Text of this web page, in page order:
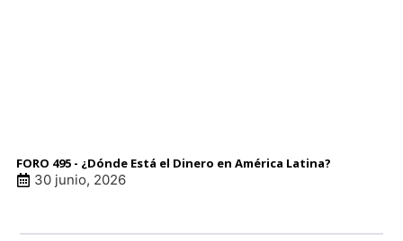
FORO 495 - ¿Dónde Está el Dinero en América Latina?
30 junio, 2026